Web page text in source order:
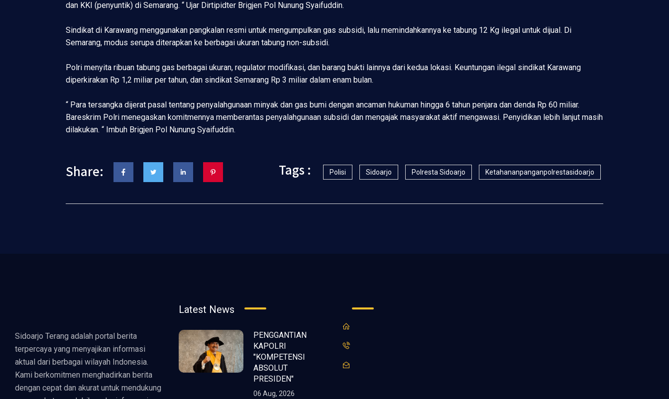
dan KKI (penyuntik) di Semarang. “ Ujar Dirtipidter Brigjen Pol Nunung Syaifuddin.
Sindikat di Karawang menggunakan pangkalan resmi untuk mengumpulkan gas subsidi, lalu memindahkannya ke tabung 12 Kg ilegal untuk dijual. Di
Semarang, modus serupa diterapkan ke berbagai ukuran tabung non-subsidi.
Polri menyita ribuan tabung gas berbagai ukuran, regulator modifikasi, dan barang bukti lainnya dari kedua lokasi. Keuntungan ilegal sindikat Karawang
diperkirakan Rp 1,2 miliar per tahun, dan sindikat Semarang Rp 3 miliar dalam enam bulan.
“ Para tersangka dijerat pasal tentang penyalahgunaan minyak dan gas bumi dengan ancaman hukuman hingga 6 tahun penjara dan denda Rp 60 miliar.
Bareskrim Polri menegaskan komitmennya memberantas penyalahgunaan subsidi dan mengajak masyarakat aktif mengawasi. Penyidikan lebih lanjut masih
dilakukan. “ Imbuh Brigjen Pol Nunung Syaifuddin.
Share: Tags : Polisi Sidoarjo Polresta Sidoarjo Ketahananpanganpolrestasidoarjo
Sidoarjo Terang adalah portal berita
terpercaya yang menyajikan informasi
aktual dari berbagai wilayah Indonesia.
Kami berkomitmen menghadirkan berita
dengan cepat dan akurat untuk mendukung
Latest News
PENGGANTIAN
KAPOLRI
"KOMPETENSI
ABSOLUT
PRESIDEN"
06 Aug, 2026